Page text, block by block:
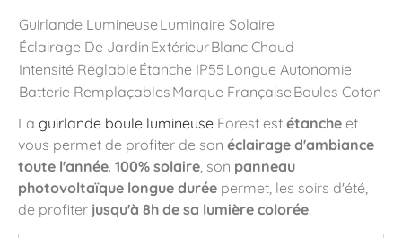
Guirlande Lumineuse Luminaire Solaire
Éclairage De Jardin ExtérieurBlanc Chaud
Intensité Réglable Étanche IP55 Longue Autonomie
Batterie Remplaçables Marque Française Boules Coton
La guirlande boule lumineuse Forest est étanche et
vous permet de profiter de son éclairage d'ambiance
toute l'année. 100% solaire, son panneau
photovoltaïque longue durée permet, les soirs d'été,
de profiter jusqu'à 8h de sa lumière colorée.